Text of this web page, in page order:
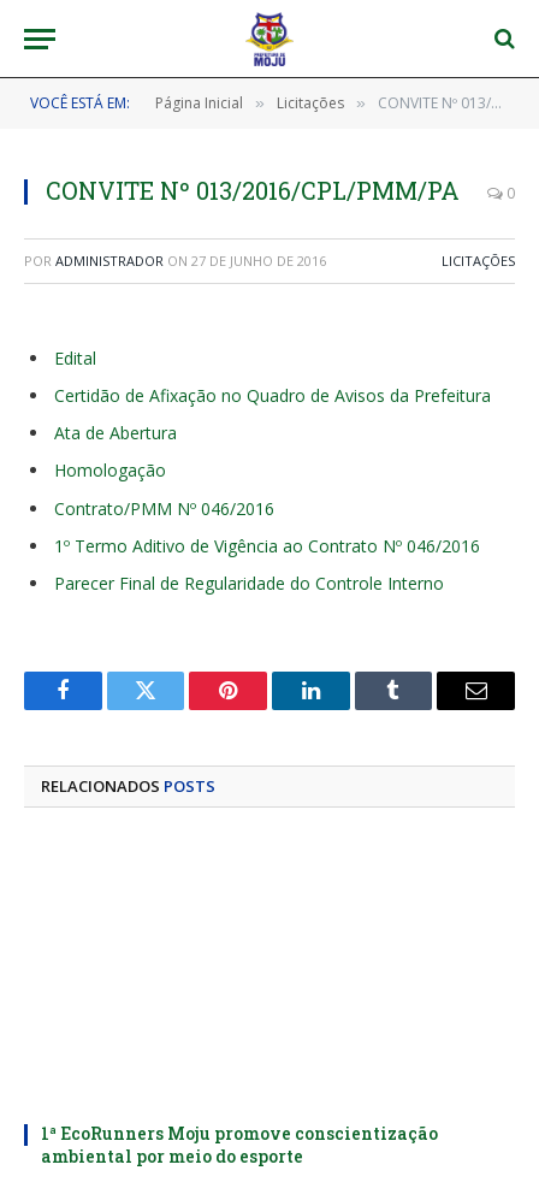
VOCÊ ESTÁ EM: Página Inicial » Licitações » CONVITE Nº 013/2016/CPL/PMM/PA
CONVITE Nº 013/2016/CPL/PMM/PA 0
POR ADMINISTRADOR ON 27 DE JUNHO DE 2016 LICITAÇÕES
Edital
Certidão de Afixação no Quadro de Avisos da Prefeitura
Ata de Abertura
Homologação
Contrato/PMM Nº 046/2016
1º Termo Aditivo de Vigência ao Contrato Nº 046/2016
Parecer Final de Regularidade do Controle Interno
FacebookTwitter Pinterest LinkedInTumblr
E-
RELACIONADOS POSTS
1ª EcoRunners Moju promove conscientização
ambiental por meio do esporte